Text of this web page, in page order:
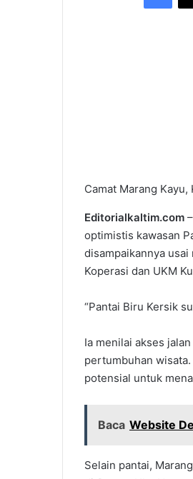
Camat Marang
Editorialkaltim.com
optimistis kawasan
disampaikannya
Koperasi dan UKM
“Pantai Biru Kersik
Ia menilai akses
pertumbuhan
potensial untuk
Baca Website
Selain pantai,